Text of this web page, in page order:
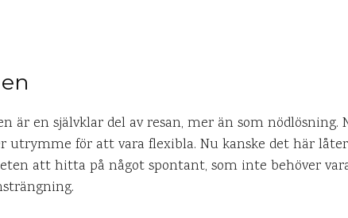
är en självklar del av resan, mer än som nödlösning.
utrymme för att vara flexibla. Nu kanske det här
att hitta på något spontant, som inte behöver